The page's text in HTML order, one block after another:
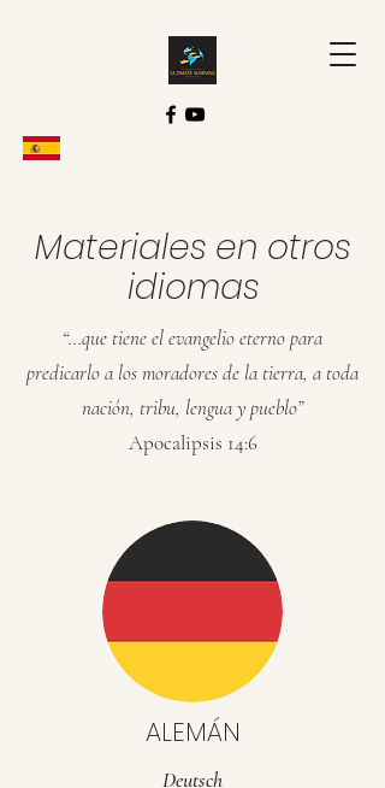
Materiales en otros
idiomas
“…que tiene el evangelio eterno para
predicarlo a los moradores de la tierra, a toda
nación, tribu, lengua y pueblo”
Apocalipsis 14:6
ALEMÁN
Deutsch